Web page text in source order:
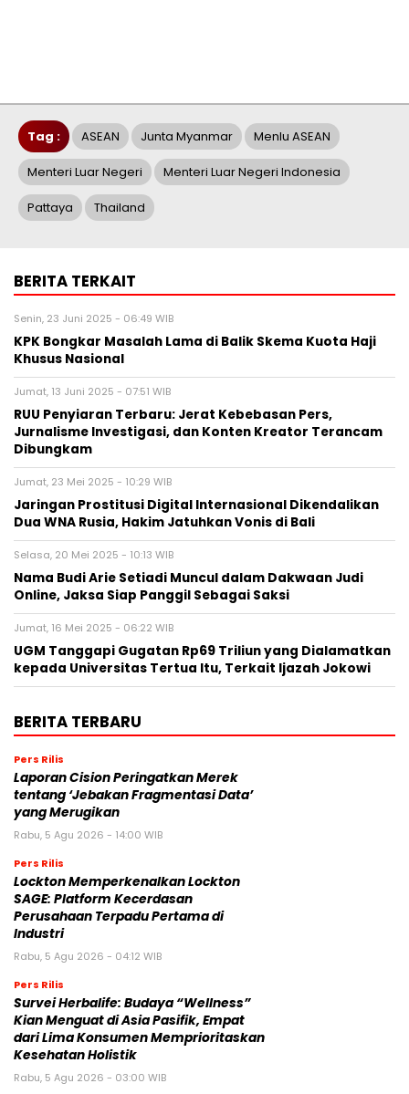
Tag : ASEAN Junta Myanmar Menlu ASEAN
Menteri Luar Negeri Menteri Luar Negeri Indonesia
Pattaya Thailand
BERITA TERKAIT
Senin, 23 Juni 2025 - 06:49 WIB
KPK Bongkar Masalah Lama di Balik Skema Kuota Haji
Khusus Nasional
Jumat, 13 Juni 2025 - 07:51 WIB
RUU Penyiaran Terbaru: Jerat Kebebasan Pers,
Jurnalisme Investigasi, dan Konten Kreator Terancam
Dibungkam
Jumat, 23 Mei 2025 - 10:29 WIB
Jaringan Prostitusi Digital Internasional Dikendalikan
Dua WNA Rusia, Hakim Jatuhkan Vonis di Bali
Selasa, 20 Mei 2025 - 10:13 WIB
Nama Budi Arie Setiadi Muncul dalam Dakwaan Judi
Online, Jaksa Siap Panggil Sebagai Saksi
Jumat, 16 Mei 2025 - 06:22 WIB
UGM Tanggapi Gugatan Rp69 Triliun yang Dialamatkan
kepada Universitas Tertua Itu, Terkait Ijazah Jokowi
BERITA TERBARU
Pers Rilis
Laporan Cision Peringatkan Merek
tentang ‘Jebakan Fragmentasi Data’
yang Merugikan
Rabu, 5 Agu 2026 - 14:00 WIB
Pers Rilis
Lockton Memperkenalkan Lockton
SAGE: Platform Kecerdasan
Perusahaan Terpadu Pertama di
Industri
Rabu, 5 Agu 2026 - 04:12 WIB
Pers Rilis
Survei Herbalife: Budaya “Wellness”
Kian Menguat di Asia Pasifik, Empat
dari Lima Konsumen Memprioritaskan
Kesehatan Holistik
Rabu, 5 Agu 2026 - 03:00 WIB